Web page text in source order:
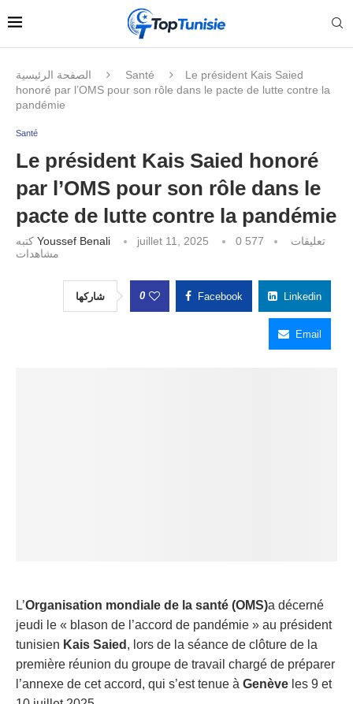
الصفحة الرئيسية Santé
Le président Kais Saied
honoré par l’OMS pour son rôle dans le pacte de lutte contre la
pandémie
Santé
Le président Kais Saied honoré
par l’OMS pour son rôle dans le
pacte de lutte contre la pandémie
Youssef Benali juillet 11, 2025 0 تعليقات
577
مشاهدات
شاركها 0 Facebook Linkedin
Email
L’Organisation mondiale de la santé (OMS)a décerné
jeudi le « blason de l’accord de pandémie » au président
tunisien Kais Saied , lors de la séance de clôture de la
première réunion du groupe de travail chargé de préparer
l’annexe de cet accord, qui s’est tenue à Genève les 9 et